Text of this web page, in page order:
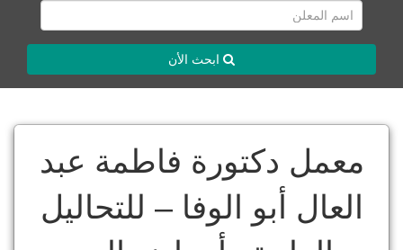
ابحث الأن
معمل دكتورة فاطمة عبد
العال أبو الوفا – للتحاليل